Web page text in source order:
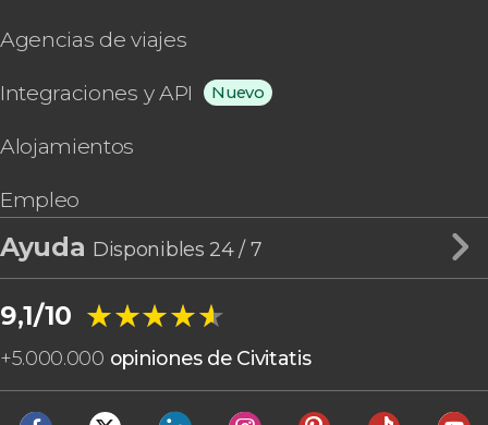
Agencias de viajes
Integraciones y API Nuevo
Alojamientos
Empleo
Ayuda Disponibles 24 / 7
9,1/10 ★★★★★
★★★★★
+5.000.000 opiniones de Civitatis